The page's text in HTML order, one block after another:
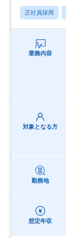
正社員採用
業務内容
対象となる方
勤務地
想定年収